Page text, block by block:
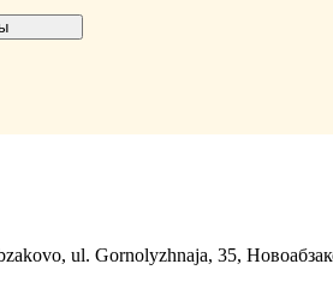
ul. Gornolyzhnaja, 35,